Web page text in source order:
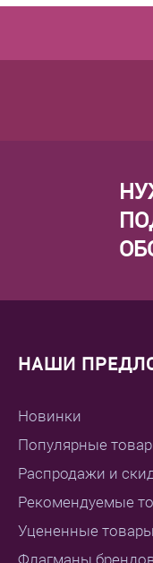
НАШИ
Новинки
Популярные
Распродажи и
Рекомендуемые
Уцененные товары